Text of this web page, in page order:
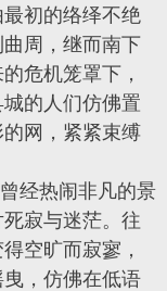
初的络绎不绝
周，继而南下
危机笼罩下，
的人们仿佛置
网，紧紧束缚
经热闹非凡的景
寂与迷茫。往
空旷而寂寥，
，仿佛在低语